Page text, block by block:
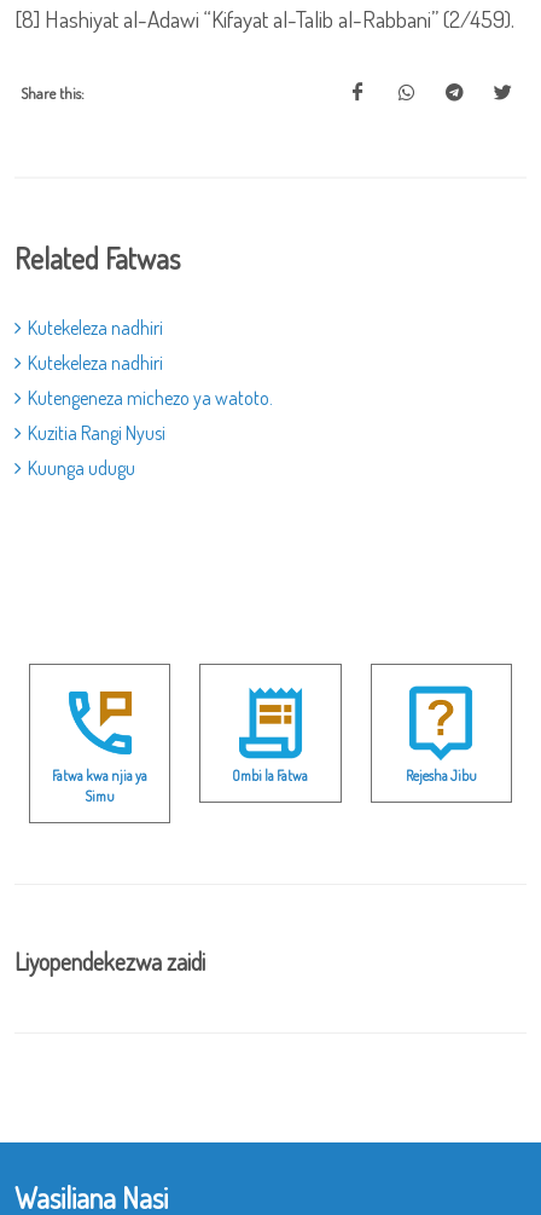
[8] Hashiyat al-Adawi “Kifayat al-Talib al-Rabbani” (2/459).
Share this:
Related Fatwas
Kutekeleza nadhiri
Kutekeleza nadhiri
Kutengeneza michezo ya watoto.
Kuzitia Rangi Nyusi
Kuunga udugu
Fatwa kwa njia ya
Simu
Ombi la Fatwa Rejesha Jibu
Liyopendekezwa zaidi
Wasiliana Nasi